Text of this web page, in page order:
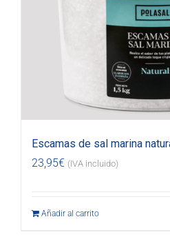
Escamas de sal marina
23,95€ (IVA incluido)
Añadir al carrito